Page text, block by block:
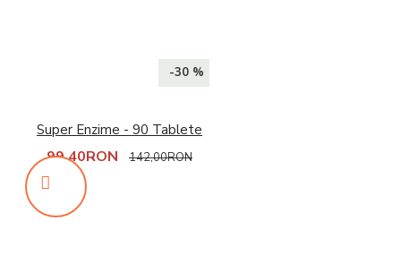
-30 %
Super Enzime - 90 Tablete
99,40RON 142,00RON